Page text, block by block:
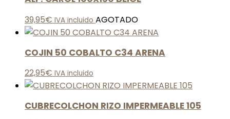
39,95€ IVA incluido AGOTADO
COJIN 50 COBALTO C34 ARENA
22,95€ IVA incluido
CUBRECOLCHON RIZO IMPERMEABLE 105